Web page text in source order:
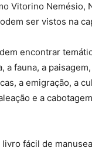
Vitorino Nemésio,
ser vistos na
encontrar
a fauna, a
a emigração, a
e a
fácil de